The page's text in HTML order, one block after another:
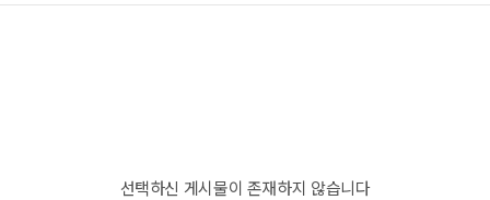
선택하신 게시물이 존재하지 않습니다